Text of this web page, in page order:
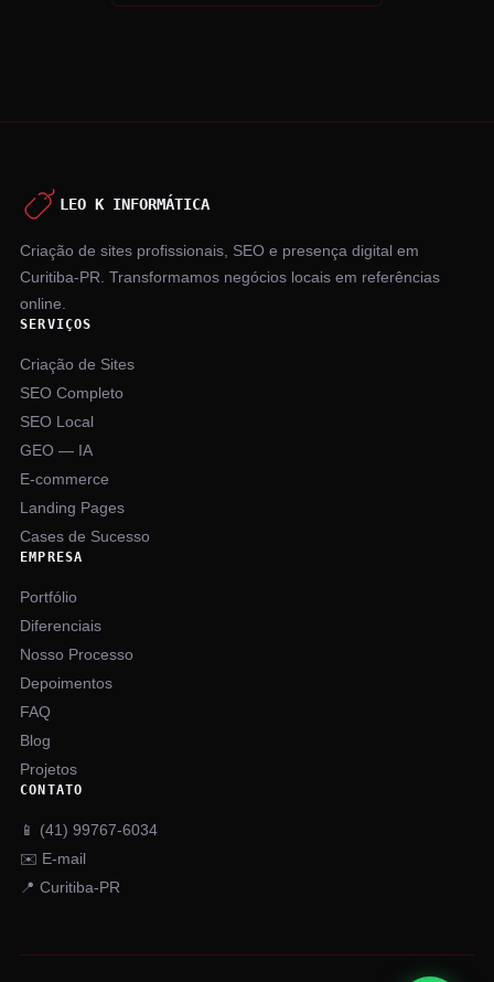
LEO K INFORMÁTICA
Criação de sites profissionais, SEO e presença digital em
Curitiba-PR. Transformamos negócios locais em referências
online.
SERVIÇOS
Criação de Sites
SEO Completo
SEO Local
GEO — IA
E-commerce
Landing Pages
Cases de Sucesso
EMPRESA
Portfólio
Diferenciais
Nosso Processo
Depoimentos
FAQ
Blog
Projetos
CONTATO
📱 (41) 99767-6034
✉️ E-mail
📍 Curitiba-PR